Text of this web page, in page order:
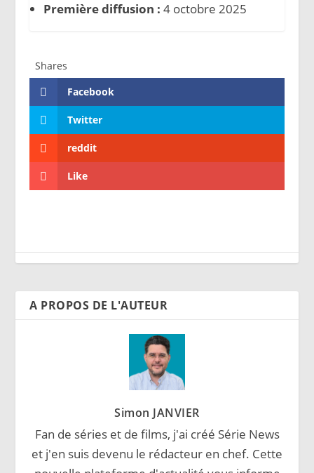
Première diffusion : 4 octobre 2025
Shares
Facebook
Twitter
reddit
Like
A PROPOS DE L'AUTEUR
Simon JANVIER
Fan de séries et de films, j'ai créé Série News
et j'en suis devenu le rédacteur en chef. Cette